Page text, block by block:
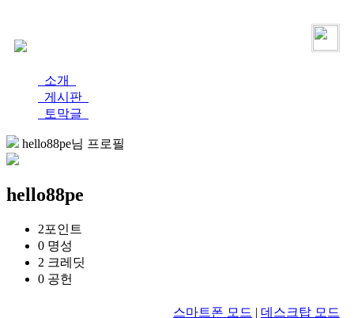
소개
게시판
토막글
hello88pe님 프로필
hello88pe
2포인트
0 명성
2 크레딧
0 공헌
스마트폰 모드 | 데스크탑 모드